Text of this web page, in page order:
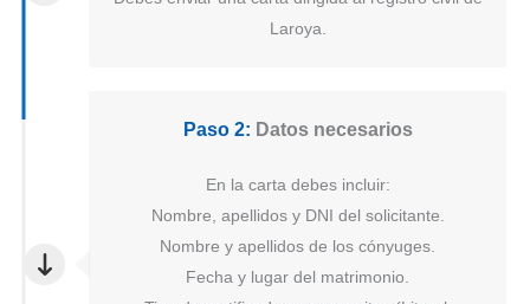
Laroya.
Paso 2: Datos necesarios
En la carta debes incluir:
Nombre, apellidos y DNI del solicitante.
Nombre y apellidos de los cónyuges.
Fecha y lugar del matrimonio.